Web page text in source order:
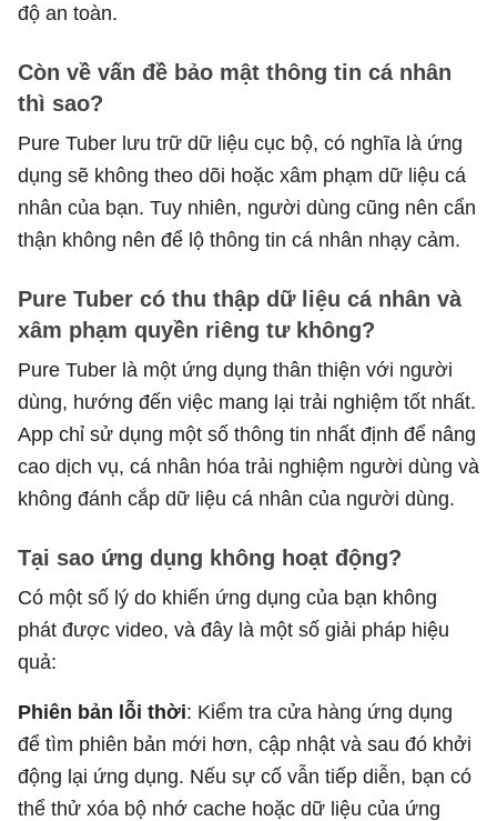
độ an toàn.
Còn về vấn đề bảo mật thông tin cá nhân
thì sao?
Pure Tuber lưu trữ dữ liệu cục bộ, có nghĩa là ứng
dụng sẽ không theo dõi hoặc xâm phạm dữ liệu cá
nhân của bạn. Tuy nhiên, người dùng cũng nên cẩn
thận không nên để lộ thông tin cá nhân nhạy cảm.
Pure Tuber có thu thập dữ liệu cá nhân và
xâm phạm quyền riêng tư không?
Pure Tuber là một ứng dụng thân thiện với người
dùng, hướng đến việc mang lại trải nghiệm tốt nhất.
App chỉ sử dụng một số thông tin nhất định để nâng
cao dịch vụ, cá nhân hóa trải nghiệm người dùng và
không đánh cắp dữ liệu cá nhân của người dùng.
Tại sao ứng dụng không hoạt động?
Có một số lý do khiến ứng dụng của bạn không
phát được video, và đây là một số giải pháp hiệu
quả:
Phiên bản lỗi thời: Kiểm tra cửa hàng ứng dụng
để tìm phiên bản mới hơn, cập nhật và sau đó khởi
động lại ứng dụng. Nếu sự cố vẫn tiếp diễn, bạn có
thể thử xóa bộ nhớ cache hoặc dữ liệu của ứng